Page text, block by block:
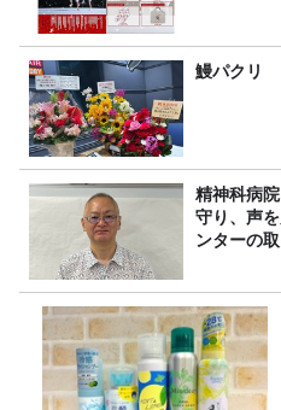
鰻パクリ
精神科病
守り、声
ンターの